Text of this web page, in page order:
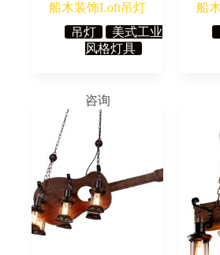
船木装饰Loft吊灯
吊灯
美式工业
风格灯具
船
咨询